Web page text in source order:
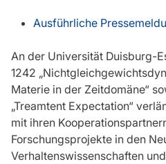
Ausführliche
An der Universität Duisburg-
1242
Materie in der Zeitdomäne“
„Treamtent Expectation“
mit ihren
Forschungsprojekte in den
Verhaltenswissenschaften